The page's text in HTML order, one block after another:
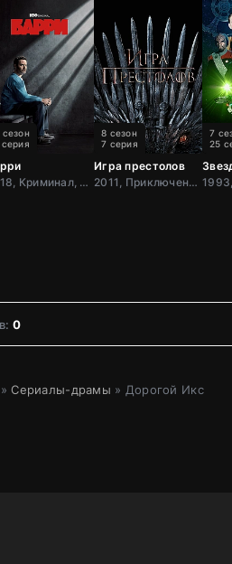
2018, Криминал, Комедия, Зарубежный, Драма, США
Игра престолов
2011, Приключения, Фэнтези, Блокбастер, Мистический, Боевик, Зарубежный, Мелодрама, Драма, США,
8 сезон
7 серия
7
25
0
»Сериалы-драмы » Дорогой Икс